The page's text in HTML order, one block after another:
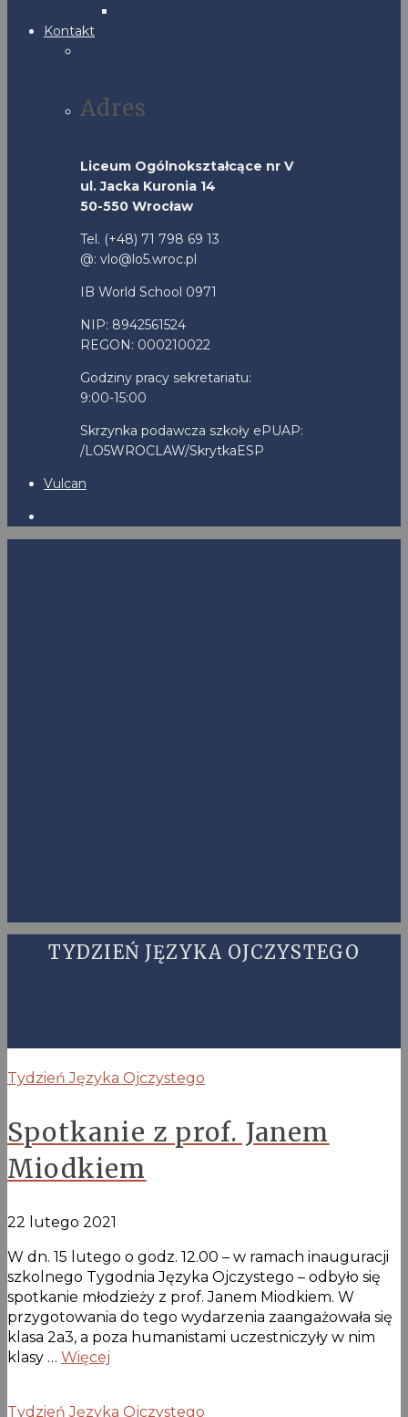
Kontakt
Adres
Liceum Ogólnokształcące nr V
ul. Jacka Kuronia 14
50-550 Wrocław
Tel. (+48) 71 798 69 13
@: vlo@lo5.wroc.pl
IB World School 0971
NIP: 8942561524
REGON: 000210022
Godziny pracy sekretariatu:
9:00-15:00
Skrzynka podawcza szkoły ePUAP:
/LO5WROCLAW/SkrytkaESP
Vulcan
TYDZIEŃ JĘZYKA OJCZYSTEGO
Tydzień Języka Ojczystego
Spotkanie z prof. Janem
Miodkiem
22 lutego 2021
W dn. 15 lutego o godz. 12.00 – w ramach inauguracji
szkolnego Tygodnia Języka Ojczystego – odbyło się
spotkanie młodzieży z prof. Janem Miodkiem. W
przygotowania do tego wydarzenia zaangażowała się
klasa 2a3, a poza humanistami uczestniczyły w nim
klasy … Więcej
Tydzień Języka Ojczystego